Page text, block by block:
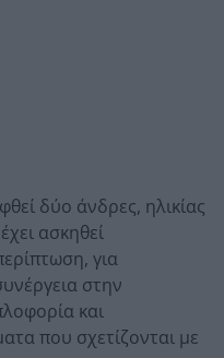
δύο άνδρες, ηλικίας
ασκηθεί
για
στην
και
που σχετίζονται με